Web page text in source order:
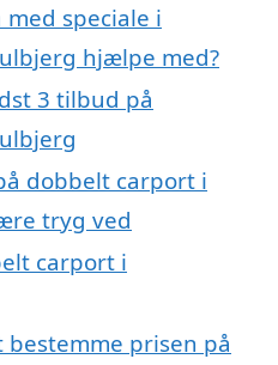
speciale i
hjælpe med?
3 tilbud på
dobbelt carport i
tryg ved
carport i
prisen på